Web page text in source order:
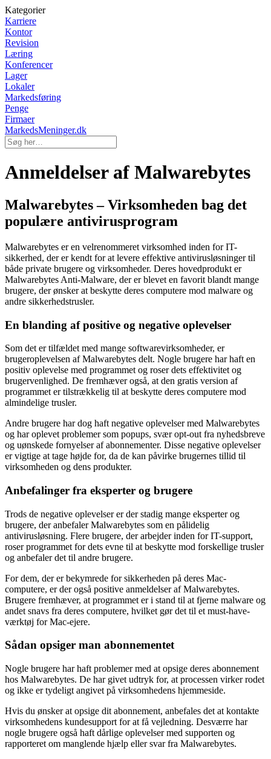
Kategorier
Karriere
Kontor
Revision
Læring
Konferencer
Lager
Lokaler
Markedsføring
Penge
Firmaer
MarkedsMeninger.dk
Anmeldelser af Malwarebytes
Malwarebytes – Virksomheden bag det
populære antivirusprogram
Malwarebytes er en velrenommeret virksomhed inden for IT-
sikkerhed, der er kendt for at levere effektive antivirusløsninger til
både private brugere og virksomheder. Deres hovedprodukt er
Malwarebytes Anti-Malware, der er blevet en favorit blandt mange
brugere, der ønsker at beskytte deres computere mod malware og
andre sikkerhedstrusler.
En blanding af positive og negative oplevelser
Som det er tilfældet med mange softwarevirksomheder, er
brugeroplevelsen af Malwarebytes delt. Nogle brugere har haft en
positiv oplevelse med programmet og roser dets effektivitet og
brugervenlighed. De fremhæver også, at den gratis version af
programmet er tilstrækkelig til at beskytte deres computere mod
almindelige trusler.
Andre brugere har dog haft negative oplevelser med Malwarebytes
og har oplevet problemer som popups, svær opt-out fra nyhedsbreve
og uønskede fornyelser af abonnementer. Disse negative oplevelser
er vigtige at tage højde for, da de kan påvirke brugernes tillid til
virksomheden og dens produkter.
Anbefalinger fra eksperter og brugere
Trods de negative oplevelser er der stadig mange eksperter og
brugere, der anbefaler Malwarebytes som en pålidelig
antivirusløsning. Flere brugere, der arbejder inden for IT-support,
roser programmet for dets evne til at beskytte mod forskellige trusler
og anbefaler det til andre brugere.
For dem, der er bekymrede for sikkerheden på deres Mac-
computere, er der også positive anmeldelser af Malwarebytes.
Brugere fremhæver, at programmet er i stand til at fjerne malware og
andet snavs fra deres computere, hvilket gør det til et must-have-
værktøj for Mac-ejere.
Sådan opsiger man abonnementet
Nogle brugere har haft problemer med at opsige deres abonnement
hos Malwarebytes. De har givet udtryk for, at processen virker rodet
og ikke er tydeligt angivet på virksomhedens hjemmeside.
Hvis du ønsker at opsige dit abonnement, anbefales det at kontakte
virksomhedens kundesupport for at få vejledning. Desværre har
nogle brugere også haft dårlige oplevelser med supporten og
rapporteret om manglende hjælp eller svar fra Malwarebytes.